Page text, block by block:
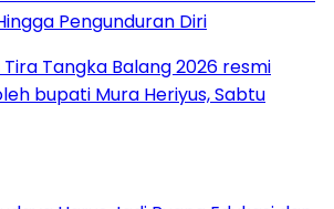
Pengunduran Diri